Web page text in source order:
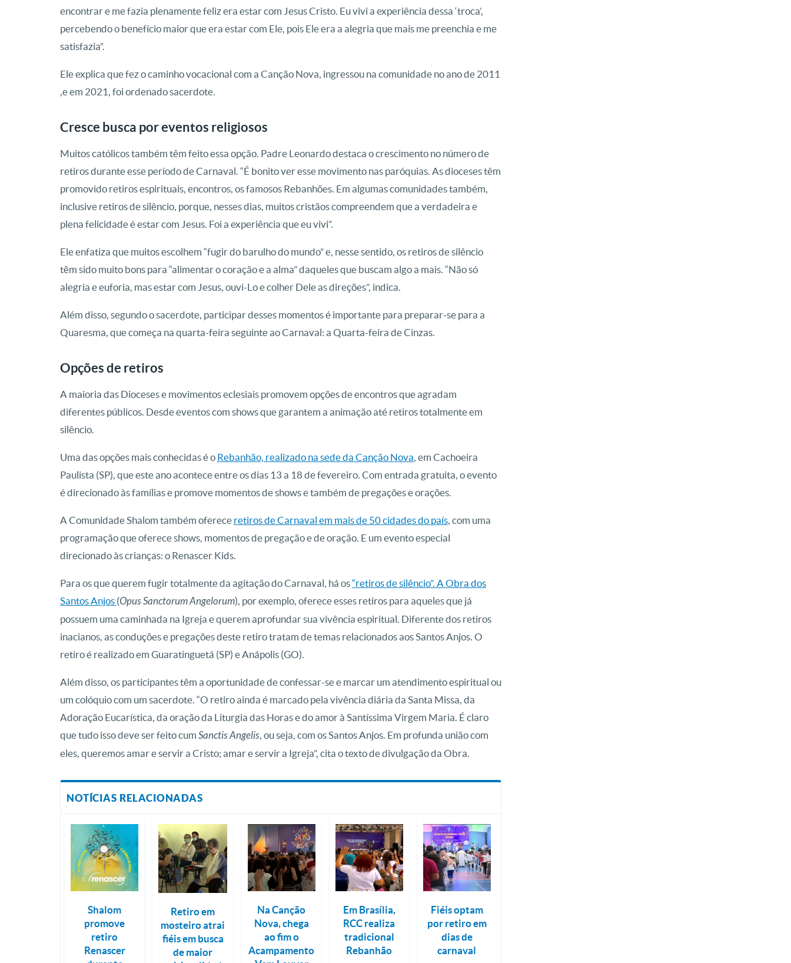
encontrar e me fazia plenamente feliz era estar com Jesus Cristo. Eu vivi a experiência dessa ‘troca’,
percebendo o benefício maior que era estar com Ele, pois Ele era a alegria que mais me preenchia e me
satisfazia”.
Ele explica que fez o caminho vocacional com a Canção Nova, ingressou na comunidade no ano de 2011
,e em 2021, foi ordenado sacerdote.
Cresce busca por eventos religiosos
Muitos católicos também têm feito essa opção. Padre Leonardo destaca o crescimento no número de
retiros durante esse período de Carnaval. “É bonito ver esse movimento nas paróquias. As dioceses têm
promovido retiros espirituais, encontros, os famosos Rebanhões. Em algumas comunidades também,
inclusive retiros de silêncio, porque, nesses dias, muitos cristãos compreendem que a verdadeira e
plena felicidade é estar com Jesus. Foi a experiência que eu vivi”.
Ele enfatiza que muitos escolhem “fugir do barulho do mundo” e, nesse sentido, os retiros de silêncio
têm sido muito bons para “alimentar o coração e a alma” daqueles que buscam algo a mais. “Não só
alegria e euforia, mas estar com Jesus, ouvi-Lo e colher Dele as direções”, indica.
Além disso, segundo o sacerdote, participar desses momentos é importante para preparar-se para a
Quaresma, que começa na quarta-feira seguinte ao Carnaval: a Quarta-feira de Cinzas.
Opções de retiros
A maioria das Dioceses e movimentos eclesiais promovem opções de encontros que agradam
diferentes públicos. Desde eventos com shows que garantem a animação até retiros totalmente em
silêncio.
Uma das opções mais conhecidas é o Rebanhão, realizado na sede da Canção Nova, em Cachoeira
Paulista (SP), que este ano acontece entre os dias 13 a 18 de fevereiro. Com entrada gratuita, o evento
é direcionado às famílias e promove momentos de shows e também de pregações e orações.
A Comunidade Shalom também oferece retiros de Carnaval em mais de 50 cidades do país, com uma
programação que oferece shows, momentos de pregação e de oração. E um evento especial
direcionado às crianças: o Renascer Kids.
Para os que querem fugir totalmente da agitação do Carnaval, há os“retiros de silêncio”. A Obra dos
Santos Anjos (Opus Sanctorum Angelorum), por exemplo, oferece esses retiros para aqueles que já
possuem uma caminhada na Igreja e querem aprofundar sua vivência espiritual. Diferente dos retiros
inacianos, as conduções e pregações deste retiro tratam de temas relacionados aos Santos Anjos. O
retiro é realizado em Guaratinguetá (SP) e Anápolis (GO).
Além disso, os participantes têm a oportunidade de confessar-se e marcar um atendimento espiritual ou
um colóquio com um sacerdote. “O retiro ainda é marcado pela vivência diária da Santa Missa, da
Adoração Eucarística, da oração da Liturgia das Horas e do amor à Santíssima Virgem Maria. É claro
que tudo isso deve ser feito cum Sanctis Angelis, ou seja, com os Santos Anjos. Em profunda união com
eles, queremos amar e servir a Cristo; amar e servir a Igreja”, cita o texto de divulgação da Obra.
NOTÍCIAS RELACIONADAS
Shalom
promove
retiro
Renascer
Retiro em
mosteiro atrai
fiéis em busca
de maior
Na Canção
Nova, chega
ao fim o
Acampamento
Em Brasília,
RCC realiza
tradicional
Rebanhão
Fiéis optam
por retiro em
dias de
carnaval